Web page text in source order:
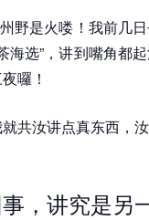
野是火喽！我前几
海选”，讲到嘴角都
囉！
共汝讲点真东西，
，讲究是另